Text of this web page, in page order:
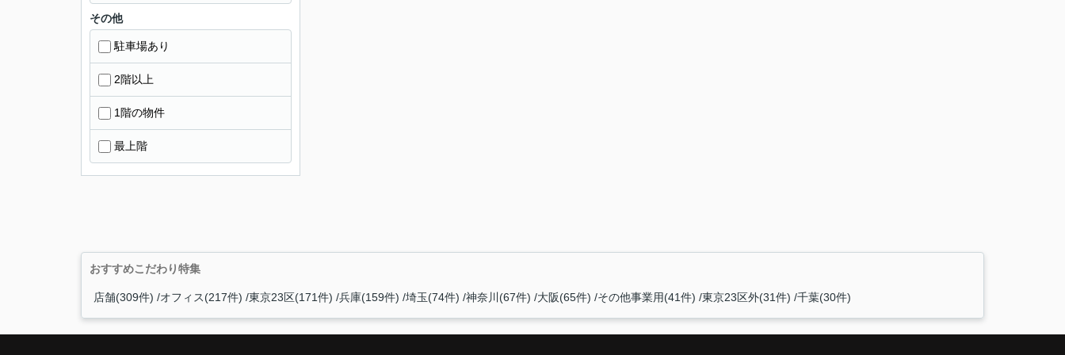
その他
駐車場あり
2階以上
1階の物件
最上階
おすすめこだわり特集
店舗(309件) オフィス(217件) 東京23区(171件) 兵庫(159件) 埼玉(74件) 神奈川(67件) 大阪(65件) その他事業用(41件) 東京23区外(31件) 千葉(30件)